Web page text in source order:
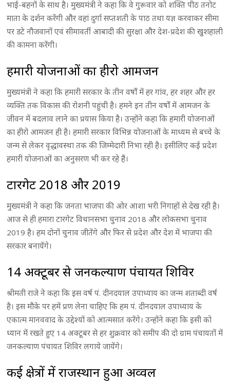
भाई-बहनों के साथ है। मुख्यमंत्री ने कहा कि वे गुरूवार को शक्ति पीठ तनोट
माता के दर्शन करेंगी और वहां दुर्गा सप्तशती के पाठ तथा यज्ञ करवाकर सीमा
पर डटे नौजवानों एवं सीमावर्ती आबादी की सुरक्षा और देश-प्रदेश की खुशहाली
की कामना करेंगी।
हमारी योजनाओं का हीरो आमजन
मुख्यमंत्री ने कहा कि हमारी सरकार के तीन वर्षों में हर गांव, हर शहर और हर
व्यक्ति तक विकास की रोशनी पहुंची है। हमने इन तीन वर्षों में आमजन के
जीवन में बदलाव लाने का प्रयास किया है। उन्होंने कहा कि हमारी योजनाओं
का हीरो आमजन ही है। हमारी सरकार विभिन्न योजनाओं के माध्यम से बच्चे के
जन्म से लेकर वृद्धावस्था तक की जिम्मेदारी निभा रही है। इसीलिए कई प्रदेश
हमारी योजनाओं का अनुसरण भी कर रहे हैं।
टारगेट 2018 और 2019
मुख्यमंत्री ने कहा कि जनता भाजपा की ओर आशा भरी निगाहों से देख रही है।
आज से ही हमारा टारगेट विधानसभा चुनाव 2018 और लोकसभा चुनाव
2019 है। हम दोनों चुनाव जीतेंगे और फिर से प्रदेश और देश में भाजपा की
सरकार बनायेंगे।
14 अक्टूबर से जनकल्याण पंचायत शिविर
श्रीमती राजे ने कहा कि इस वर्ष पं. दीनदयाल उपाध्याय का जन्म शताब्दी वर्ष
है। इस मौके पर हमें प्रण लेना चाहिए कि हम पं. दीनदयाल उपाध्याय के
एकात्म मानववाद के उद्देश्यों को आत्मसात करेंगे। उन्होंने कहा कि इसी को
ध्यान में रखते हुए 14 अक्टूबर से हर शुक्रवार को समीप की दो ग्राम पंचायतों में
जनकल्याण पंचायत शिविर लगाये जायेंगे।
कई क्षेत्रों में राजस्थान हुआ अव्वल